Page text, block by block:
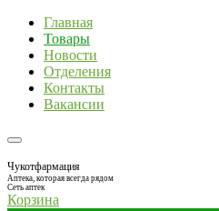
Главная
Товары
Новости
Отделения
Контакты
Вакансии
Чукотфармация
Аптека, которая всегда рядом
Сеть аптек
Корзина